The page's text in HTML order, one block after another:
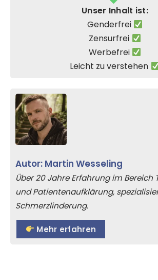
Unser Inhalt ist:
Genderfrei
Zensurfrei
Werbefrei
Leicht zu verstehen
Autor: Martin Wesseling
Über 20 Jahre Erfahrung im Bereich
und Patientenaufklärung,
Schmerzlinderung.
Mehr erfahren